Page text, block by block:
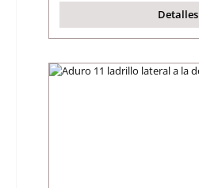
Detalles